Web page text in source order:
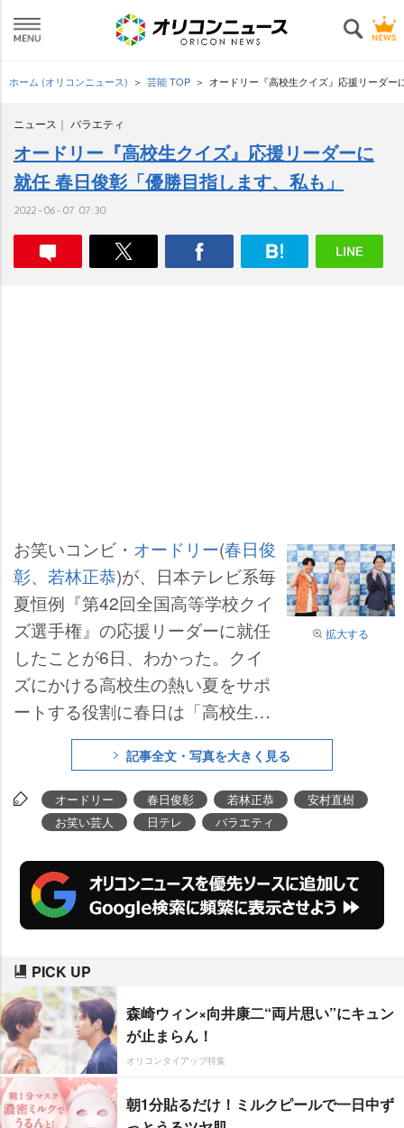
ホーム (オリコンニュース) 芸能 TOP オードリー『高校生クイズ』応援リーダ
ニュース バラエティ
オードリー『高校生クイズ』応援リーダーに
就任 春日俊彰「優勝目指します、私も」
2022-06-07 07:30
拡大する
お笑いコンビ・ オードリー(春日俊
彰、 若林正恭)が、日本テレビ系毎
夏恒例『第42回全国高等学校クイ
ズ選手権』の応援リーダーに就任
したことが6日、わかった。クイ
ズにかける高校生の熱い夏をサポ
ートする役割に春日は「高校生の
青春のお手伝い、応援ができると
いうのは、非常に私もわくわくし
ていますよ」と楽しみにしつつ、
「ただ私もクイズ得意ですから、
かなと思ってます。優勝目指しま
す、私も。ライバルだよ、ライバ
ル」となぜか対抗心を燃やしてい
記事全文・写真を大きく見る
オードリー 春日俊彰 若林正恭
安村直樹
お笑い芸人
日テレ バラエティ
PICK UP
森崎ウィン×向井康二“両片思い”にキュン
が止まらん！
オリコンタイアップ特集
朝1分貼るだけ！ミルクピールで一日中ず